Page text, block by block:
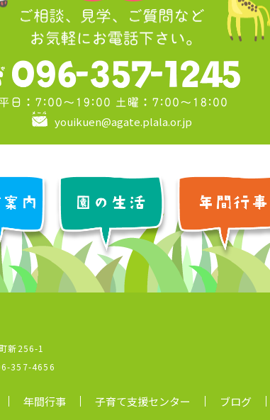
youikuen@agate.plala.or.jp
新256-1
357-4656
年間行事 子育て支援センター ブログ